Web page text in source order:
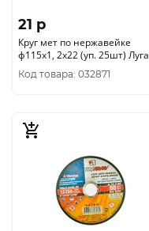
21 p
Круг мет по нержавейке
ф115х1, 2х22 (уп. 25шт) Луга
Код товара: 032871